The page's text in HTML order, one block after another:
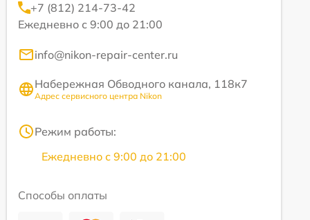
+7 (812) 214-73-42
Ежедневно с 9:00 до 21:00
info@nikon-repair-center.ru
Набережная Обводного канала, 118к7
Адрес сервисного центра Nikon
Режим работы:
Ежедневно с 9:00 до 21:00
Способы оплаты